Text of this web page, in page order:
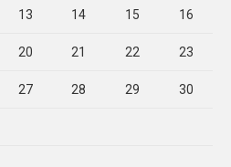
13 14 15 16
20 21 22 23
27 28 29 30